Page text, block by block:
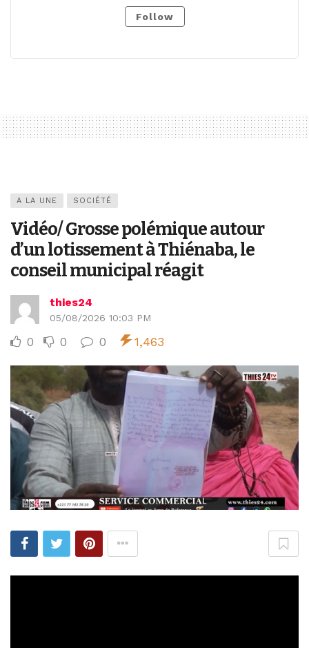
Follow
A LA UNE SOCIÉTÉ
Vidéo/ Grosse polémique autour
d’un lotissement à Thiénaba, le
conseil municipal réagit
thies24
05/08/2026 10:03 PM
0 0 0 1,463